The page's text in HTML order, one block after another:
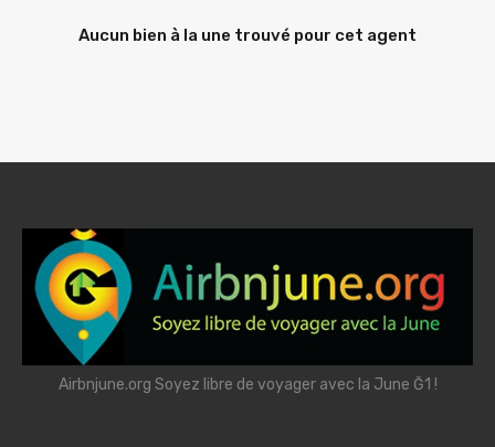
Aucun bien à la une trouvé pour cet agent
Airbnjune.org Soyez libre de voyager avec la June Ğ1 !